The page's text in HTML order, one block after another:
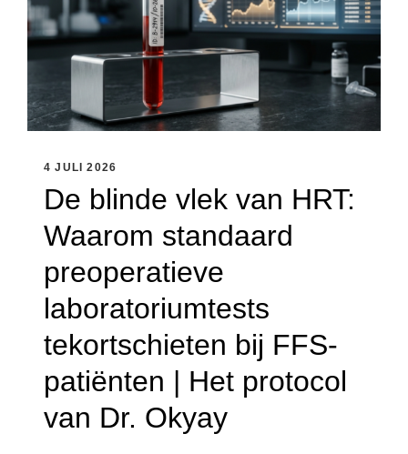
4 JULI 2026
De blinde vlek van HRT:
Waarom standaard
preoperatieve
laboratoriumtests
tekortschieten bij FFS-
patiënten | Het protocol
van Dr. Okyay